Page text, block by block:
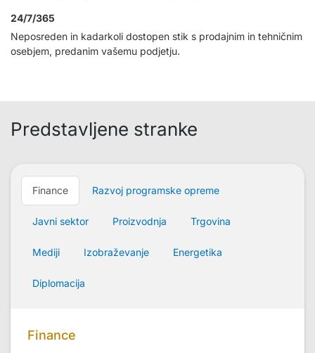
24/7/365
Neposreden in kadarkoli dostopen stik s prodajnim in tehničnim
osebjem, predanim vašemu podjetju.
Predstavljene stranke
Finance Razvoj programske opreme
Javni sektor Proizvodnja Trgovina
Mediji Izobraževanje Energetika
Diplomacija
Finance